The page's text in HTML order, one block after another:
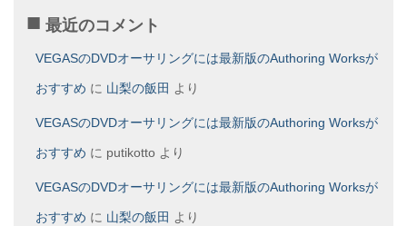
最近のコメント
VEGASのDVDオーサリングには最新版のAuthoring Worksが
おすすめ に 山梨の飯田 より
VEGASのDVDオーサリングには最新版のAuthoring Worksが
おすすめ に putikotto より
VEGASのDVDオーサリングには最新版のAuthoring Worksが
おすすめ に 山梨の飯田 より